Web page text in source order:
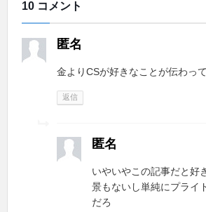
10 コメント
匿名
金よりCSが好きなことが伝わっ
返信
匿名
いやいやこの記事だと好
景もないし単純にプライ
だろ